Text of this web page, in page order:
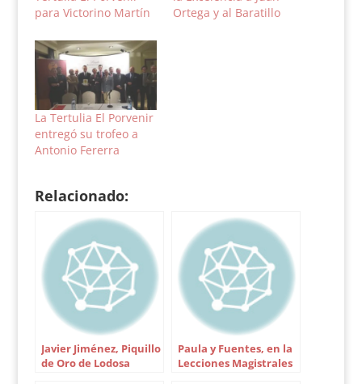
para Victorino Martín
Ortega y al Baratillo
La Tertulia El Porvenir
entregó su trofeo a
Antonio Fererra
Relacionado:
Javier Jiménez, Piquillo
de Oro de Lodosa
Paula y Fuentes, en la
Lecciones Magistrales